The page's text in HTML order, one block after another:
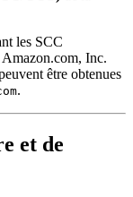
les SCC
Inc.
être obtenues
.
et de